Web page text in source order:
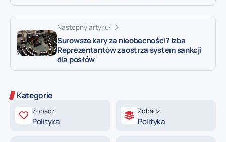
Następny artykuł
Surowsze kary za nieobecności? Izba
Reprezentantów zaostrza system sankcji
dla posłów
Kategorie
Zobacz
Polityka
Zobacz
Polityka